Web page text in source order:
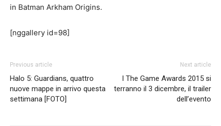
in Batman Arkham Origins.
[nggallery id=98]
Previous article
Halo 5: Guardians, quattro
nuove mappe in arrivo questa
settimana [FOTO]
Next article
I The Game Awards 2015 si
terranno il 3 dicembre, il trailer
dell’evento